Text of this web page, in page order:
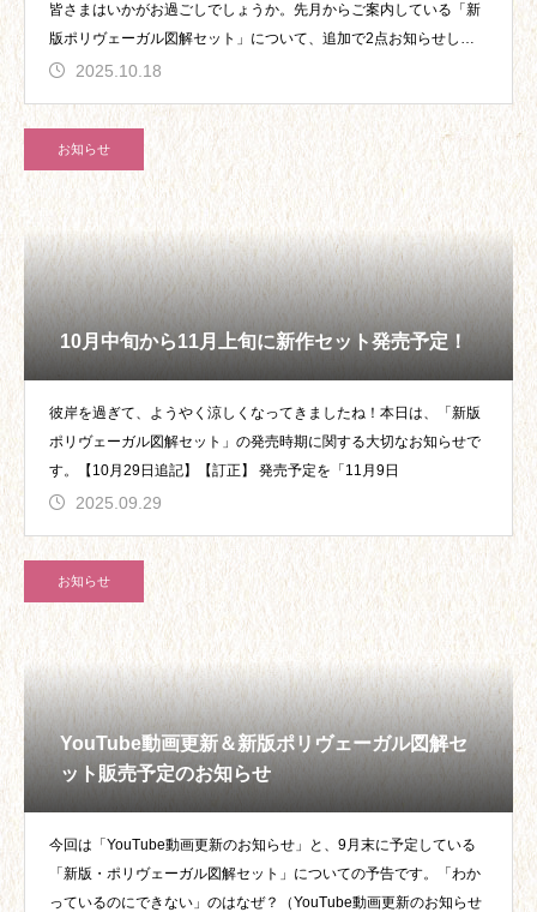
皆さまはいかがお過ごしでしょうか。先月からご案内している「新
版ポリヴェーガル図解セット」について、追加で2点お知らせしま
す。図解2025.10.18
お知らせ
10月中旬から11月上旬に新作セット発売予定！
彼岸を過ぎて、ようやく涼しくなってきましたね！本日は、「新版
ポリヴェーガル図解セット」の発売時期に関する大切なお知らせで
す。【10月29日追記】【訂正】 発売予定を「11月9日
2025.09.29
お知らせ
YouTube動画更新＆新版ポリヴェーガル図解セ
ット販売予定のお知らせ
今回は「YouTube動画更新のお知らせ」と、9月末に予定している
「新版・ポリヴェーガル図解セット」についての予告です。「わか
っているのにできない」のはなぜ？（YouTube動画更新のお知らせ